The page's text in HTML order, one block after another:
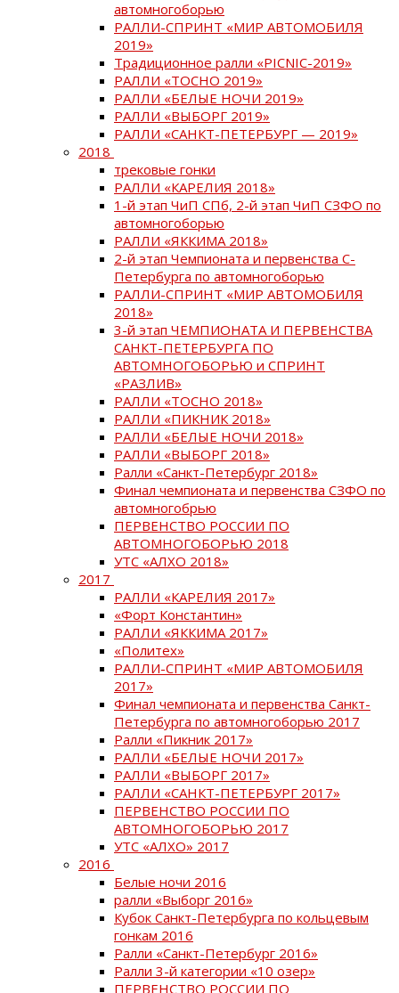
автомногоборью
РАЛЛИ-СПРИНТ «МИР АВТОМОБИЛЯ
2019»
Традиционное ралли «PICNIC-2019»
РАЛЛИ «ТОСНО 2019»
РАЛЛИ «БЕЛЫЕ НОЧИ 2019»
РАЛЛИ «ВЫБОРГ 2019»
РАЛЛИ «САНКТ-ПЕТЕРБУРГ — 2019»
2018
трековые гонки
РАЛЛИ «КАРЕЛИЯ 2018»
1-й этап ЧиП СПб, 2-й этап ЧиП СЗФО по
автомногоборью
РАЛЛИ «ЯККИМА 2018»
2-й этап Чемпионата и первенства С-
Петербурга по автомногоборью
РАЛЛИ-СПРИНТ «МИР АВТОМОБИЛЯ
2018»
3-й этап ЧЕМПИОНАТА И ПЕРВЕНСТВА
САНКТ-ПЕТЕРБУРГА ПО
АВТОМНОГОБОРЬЮ и СПРИНТ
«РАЗЛИВ»
РАЛЛИ «ТОСНО 2018»
РАЛЛИ «ПИКНИК 2018»
РАЛЛИ «БЕЛЫЕ НОЧИ 2018»
РАЛЛИ «ВЫБОРГ 2018»
Ралли «Санкт-Петербург 2018»
Финал чемпионата и первенства СЗФО по
автомногобрью
ПЕРВЕНСТВО РОССИИ ПО
АВТОМНОГОБОРЬЮ 2018
УТС «АЛХО 2018»
2017
РАЛЛИ «КАРЕЛИЯ 2017»
«Форт Константин»
РАЛЛИ «ЯККИМА 2017»
«Политех»
РАЛЛИ-СПРИНТ «МИР АВТОМОБИЛЯ
2017»
Финал чемпионата и первенства Санкт-
Петербурга по автомногоборью 2017
Ралли «Пикник 2017»
РАЛЛИ «БЕЛЫЕ НОЧИ 2017»
РАЛЛИ «ВЫБОРГ 2017»
РАЛЛИ «САНКТ-ПЕТЕРБУРГ 2017»
ПЕРВЕНСТВО РОССИИ ПО
АВТОМНОГОБОРЬЮ 2017
УТС «АЛХО» 2017
2016
Белые ночи 2016
ралли «Выборг 2016»
Кубок Санкт-Петербурга по кольцевым
гонкам 2016
Ралли «Санкт-Петербург 2016»
Ралли 3-й категории «10 озер»
ПЕРВЕНСТВО РОССИИ ПО